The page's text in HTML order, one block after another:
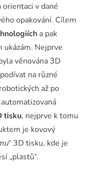
v dané
opakování. Cílem
a pak
ukázám. Nejprve
věnována 3D
na různé
až po
tisku, nejprve k tomu
je kovový
“ 3D tisku, kde je
„plastů“.